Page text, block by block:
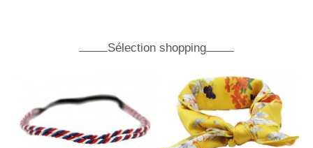
Sélection shopping